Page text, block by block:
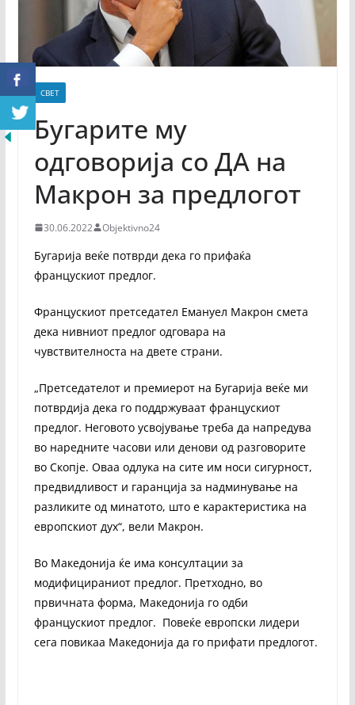
СВЕТ
Бугарите му
одговорија со ДА на
Макрон за предлогот
30.06.2022 Objektivno24
Бугарија веќе потврди дека го прифаќа
францускиот предлог.
Францускиот претседател Емануел Макрон смета
дека нивниот предлог одговара на
чувствителноста на двете страни.
„Претседателот и премиерот на Бугарија веќе ми
потврдија дека го поддржуваат францускиот
предлог. Неговото усвојување треба да напредува
во наредните часови или денови од разговорите
во Скопје. Оваа одлука на сите им носи сигурност,
предвидливост и гаранција за надминување на
разликите од минатото, што е карактеристика на
европскиот дух“, вели Макрон.
Во Македонија ќе има консултации за
модифицираниот предлог. Претходно, во
првичната форма, Македонија го одби
францускиот предлог. Повеќе европски лидери
сега повикаа Македонија да го прифати предлогот.